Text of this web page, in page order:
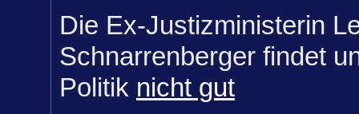
Die Ex-Justizministerin
Schnarrenberger findet
Politik nicht gut